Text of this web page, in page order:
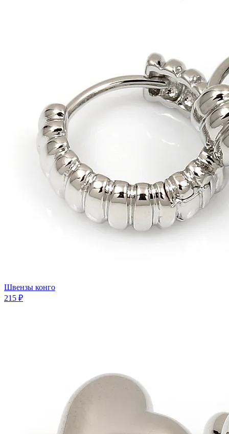
Швензы конго
215 ₽